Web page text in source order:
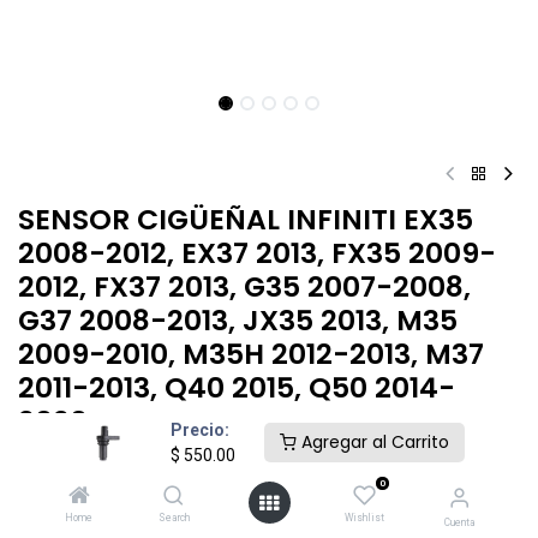
Precio:
$ 550.00
Agregar al Carrito
Home Search
0
Wishlist Cuenta
SENSOR CIGÜEÑAL​ INFINITI EX35
2008-2012, EX37 2013, FX35 2009-
2012, FX37 2013, G35 2007-2008,
G37 2008-2013, JX35 2013, M35
2009-2010, M35H 2012-2013, M37
2011-2013, Q40 2015, Q50 2014-
2020
550.00